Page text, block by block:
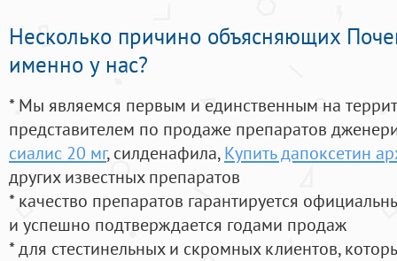
Несколько причино объясняющих
именно у нас?
* Мы являемся первым и единственным на
представителем по продаже препаратов
сиалис 20 мг, силденафила, Купить дапоксетин
других известных препаратов
* качество препаратов гарантируется
и успешно подтверждается годами продаж
* для стестинельных и скромных клиентов,